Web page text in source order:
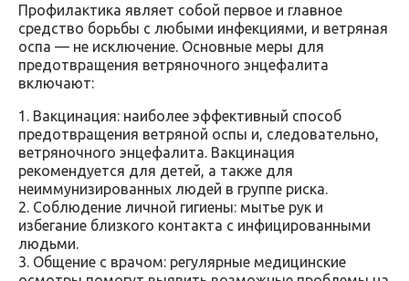
Профилактика являет собой первое и главное
средство борьбы с любыми инфекциями, и ветряная
оспа — не исключение. Основные меры для
предотвращения ветряночного энцефалита
включают:
1. Вакцинация: наиболее эффективный способ
предотвращения ветряной оспы и, следовательно,
ветряночного энцефалита. Вакцинация
рекомендуется для детей, а также для
неиммунизированных людей в группе риска.
2. Соблюдение личной гигиены: мытье рук и
избегание близкого контакта с инфицированными
людьми.
3. Общение с врачом: регулярные медицинские